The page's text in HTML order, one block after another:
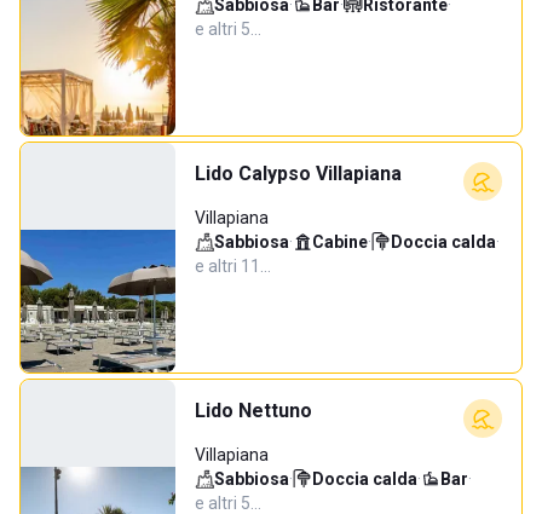
Sabbiosa· Bar· Ristorante·
e altri 5…
Lido Calypso Villapiana
Villapiana
Sabbiosa· Cabine· Doccia calda·
e altri 11…
Lido Nettuno
Villapiana
Sabbiosa· Doccia calda· Bar·
e altri 5…